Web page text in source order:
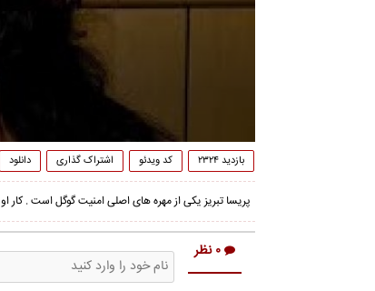
بازدید ۲۳۲۴ کد ویدئو اشتراک گذاری دانلود
پریسا تبریز یکی از مهره های اصلی امنیت گوگل است .
۰ نظر